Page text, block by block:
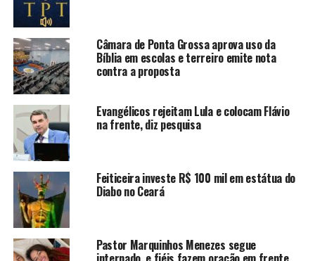
Câmara de Ponta Grossa aprova uso da
Bíblia em escolas e terreiro emite nota
contra a proposta
Evangélicos rejeitam Lula e colocam Flávio
na frente, diz pesquisa
Feiticeira investe R$ 100 mil em estátua do
Diabo no Ceará
Pastor Marquinhos Menezes segue